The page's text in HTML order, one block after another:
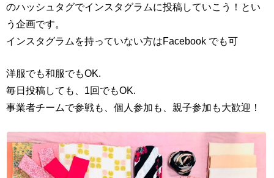
のハッシュタグでインスタグラムに投稿していこう！とい
う企画です。
インスタグラムを持っていない方はFacebook でも可
洋服でも和服でもOK.
毎日投稿しても、1回でもOK.
事業者チームで参戦も、個人参加も、親子参加も大歓迎！